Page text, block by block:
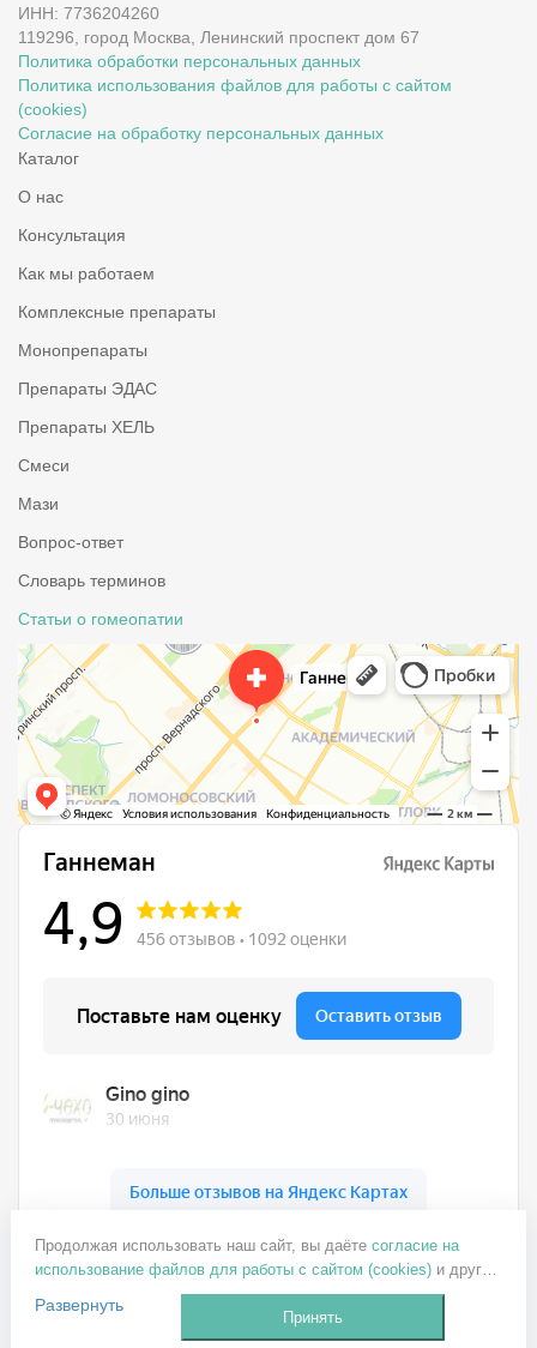
ИНН: 7736204260
119296, город Москва, Ленинский проспект дом 67
Политика обработки персональных данных
Политика использования файлов для работы с сайтом
(cookies)
Согласие на обработку персональных данных
Каталог
О нас
Консультация
Как мы работаем
Комплексные препараты
Монопрепараты
Препараты ЭДАС
Препараты ХЕЛЬ
Смеси
Мази
Вопрос-ответ
Словарь терминов
Статьи о гомеопатии
Ганнеман на карте Москвы — Яндекс Карты
+7 499 137-77-82
ganneman@mail.ru
Заказать звонок
Продолжая использовать наш сайт, вы даёте согласие на
использование файлов для работы с сайтом (cookies)и других
пользовательских данных (включая IP-адрес, сведения о
местоположении, устройстве, действиях на сайте и т. п.) для
функционирования сайта, проведения статистических
Развернуть
Принять